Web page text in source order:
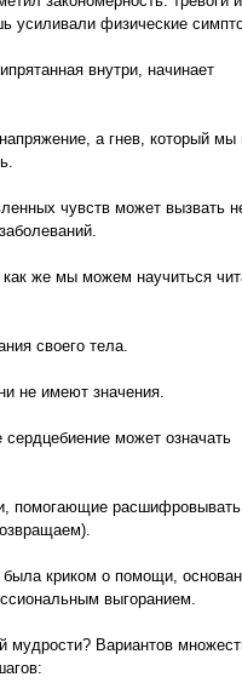
усиливали физические
внутри, начинает
а гнев, который мы
чувств может вызвать
же мы можем научиться
своего тела.
не имеют значения.
может означать
помогающие расшифровывать
была криком о помощи,
выгоранием.
мудрости? Вариантов